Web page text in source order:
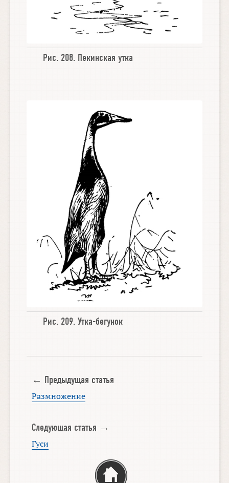
Рис. 208. Пекинская утка
Рис. 209.Утка-бегунок
← Предыдущая статья
Размножение
Следующая статья →
Гуси